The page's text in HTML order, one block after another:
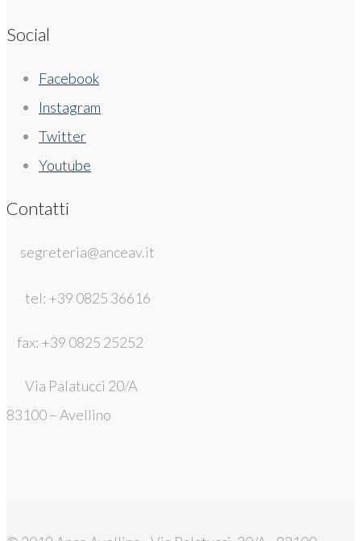
Social
Facebook
Instagram
Twitter
Youtube
Contatti
segreteria@anceav.it
tel: +39 0825 36616
fax: +39 0825 25252
Via Palatucci 20/A
83100 – Avellino